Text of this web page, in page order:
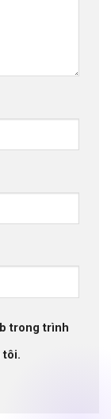
trong trình
tôi.